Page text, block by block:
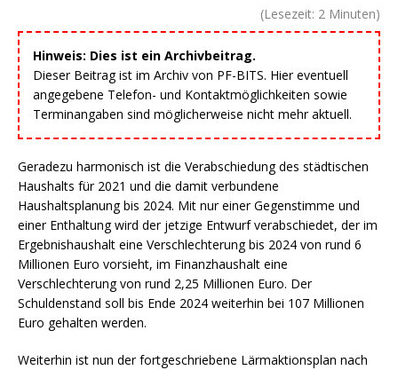
(Lesezeit: 2 Minuten)
Hinweis: Dies ist ein Archivbeitrag.
Dieser Beitrag ist im Archiv von PF-BITS. Hier eventuell
angegebene Telefon- und Kontaktmöglichkeiten sowie
Terminangaben sind möglicherweise nicht mehr aktuell.
Geradezu harmonisch ist die Verabschiedung des städtischen
Haushalts für 2021 und die damit verbundene
Haushaltsplanung bis 2024. Mit nur einer Gegenstimme und
einer Enthaltung wird der jetzige Entwurf verabschiedet, der im
Ergebnishaushalt eine Verschlechterung bis 2024 von rund 6
Millionen Euro vorsieht, im Finanzhaushalt eine
Verschlechterung von rund 2,25 Millionen Euro. Der
Schuldenstand soll bis Ende 2024 weiterhin bei 107 Millionen
Euro gehalten werden.
Weiterhin ist nun der fortgeschriebene Lärmaktionsplan nach